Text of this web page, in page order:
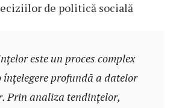
de politică socială
este un proces complex
înțelegere profundă a datelor
Prin analiza tendințelor,